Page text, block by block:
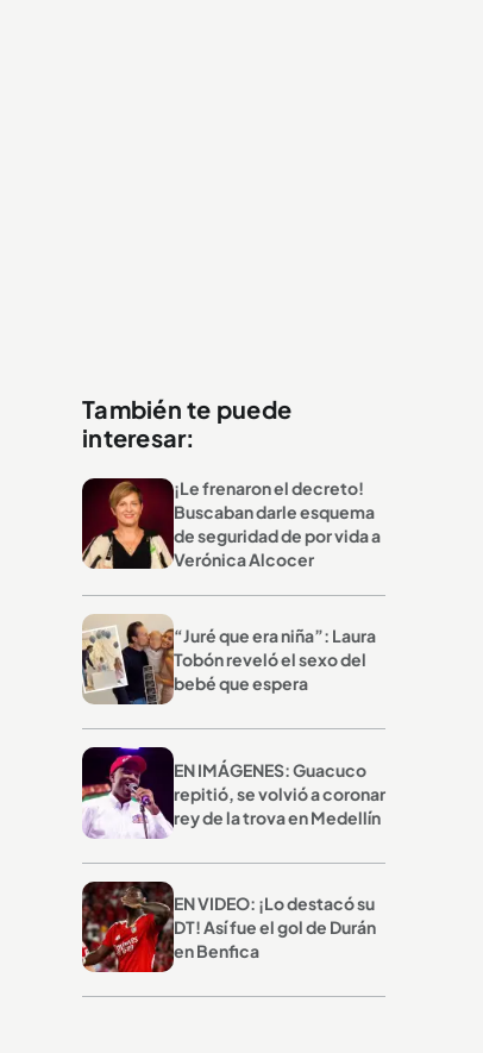
También te puede
interesar:
¡Le frenaron el decreto!
Buscaban darle esquema
de seguridad de por vida a
Verónica Alcocer
“Juré que era niña”: Laura
Tobón reveló el sexo del
bebé que espera
EN IMÁGENES: Guacuco
repitió, se volvió a coronar
rey de la trova en Medellín
EN VIDEO: ¡Lo destacó su
DT! Así fue el gol de Durán
en Benfica